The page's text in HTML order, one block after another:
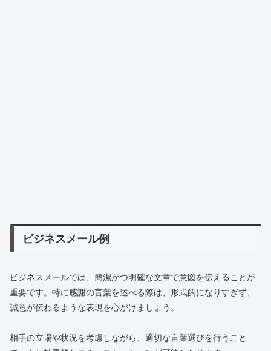
ビジネスメール例
ビジネスメールでは、簡潔かつ明確な文章で意図を伝えることが
重要です。特に感謝の言葉を述べる際は、形式的になりすぎず、
誠意が伝わるような表現を心がけましょう。
相手の立場や状況を考慮しながら、適切な言葉選びを行うこと